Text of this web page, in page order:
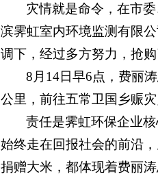
灾情就是命令，在市
滨霁虹室内环境监测有限
调下，经过多方努力，抢
8月14日早6点，费丽
公里，前往五常卫国乡赈
责任是霁虹环保企业
始终走在回报社会的前沿
捐赠大米，都体现着费丽